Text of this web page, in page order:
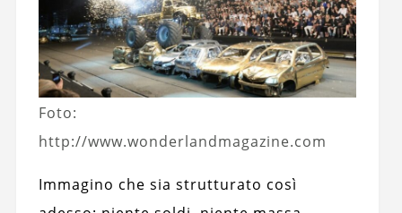
Foto:
http://www.wonderlandmagazine.com
Immagino che sia strutturato così